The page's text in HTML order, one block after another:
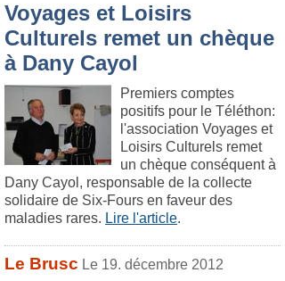
Voyages et Loisirs
Culturels remet un chèque
à Dany Cayol
Premiers comptes
positifs pour le Téléthon:
l'association Voyages et
Loisirs Culturels remet
un chèque conséquent à
Dany Cayol, responsable de la collecte
solidaire de Six-Fours en faveur des
maladies rares. Lire l'article.
Le Brusc Le 19. décembre 2012